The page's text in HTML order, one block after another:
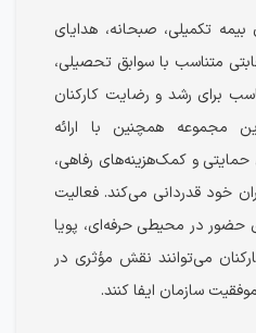
بیمه تکمیلی، صبحانه، هدایای
متناسب با سوابق تحصیلی،
برای رشد و رضایت کارکنان
مجموعه همچنین با ارائه
و کمک‌هزینه‌های رفاهی،
خود قدردانی می‌کند. فعالیت
حضور در محیطی حرفه‌ای، پویا
می‌توانند نقش مؤثری در
سازمان ایفا کنند.